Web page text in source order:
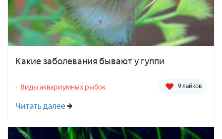
Какие заболевания бывают у гуппи
Виды аквариумных рыбок 9 лайков
Читать далее